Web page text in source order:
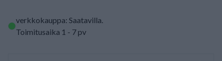
verkkokauppa: Saatavilla.
Toimitusaika 1 - 7 pv